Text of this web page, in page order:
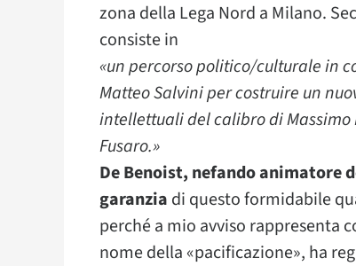
zona della Lega Nord a Milano.
consiste in
«un percorso politico/culturale in
Matteo Salvini per costruire un
intellettuali del calibro di Massimo
Fusaro.»
De Benoist, nefando animatore
garanzia di questo formidabile
perché a mio avviso rappresenta
nome della «pacificazione», ha